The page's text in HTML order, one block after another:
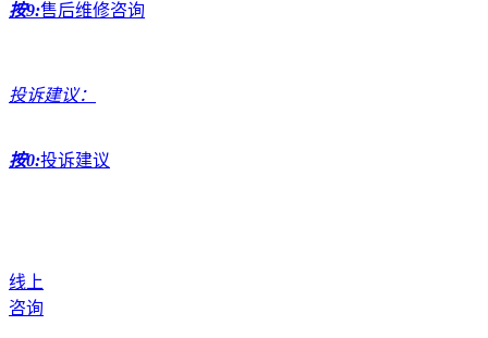
按9:售后维修咨询
投诉建议：
按0:投诉建议
线上
咨询